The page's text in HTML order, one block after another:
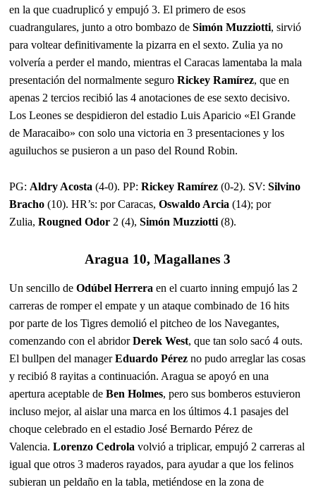
en la que cuadruplicó y empujó 3. El primero de esos
cuadrangulares, junto a otro bombazo deSimón Muzziotti, sirvió
para voltear definitivamente la pizarra en el sexto. Zulia ya no
volvería a perder el mando, mientras el Caracas lamentaba la mala
presentación del normalmente seguroRickey Ramírez, que en
apenas 2 tercios recibió las 4 anotaciones de ese sexto decisivo.
Los Leones se despidieron del estadio Luis Aparicio «El Grande
de Maracaibo» con solo una victoria en 3 presentaciones y los
aguiluchos se pusieron a un paso del Round Robin.
PG: Aldry Acosta (4-0). PP:Rickey Ramírez (0-2). SV:Silvino
Bracho (10). HR’s: por Caracas,Oswaldo Arcia (14); por
Zulia,Rougned Odor 2 (4),Simón Muzziotti (8).
Aragua 10, Magallanes 3
Un sencillo deOdúbel Herrera en el cuarto inning empujó las 2
carreras de romper el empate y un ataque combinado de 16 hits
por parte de los Tigres demolió el pitcheo de los Navegantes,
comenzando con el abridorDerek West, que tan solo sacó 4 outs.
El bullpen del managerEduardo Pérez no pudo arreglar las cosas
y recibió 8 rayitas a continuación. Aragua se apoyó en una
apertura aceptable deBen Holmes, pero sus bomberos estuvieron
incluso mejor, al aislar una marca en los últimos 4.1 pasajes del
choque celebrado en el estadio José Bernardo Pérez de
Valencia.Lorenzo Cedrola volvió a triplicar, empujó 2 carreras al
igual que otros 3 maderos rayados, para ayudar a que los felinos
subieran un peldaño en la tabla, metiéndose en la zona de